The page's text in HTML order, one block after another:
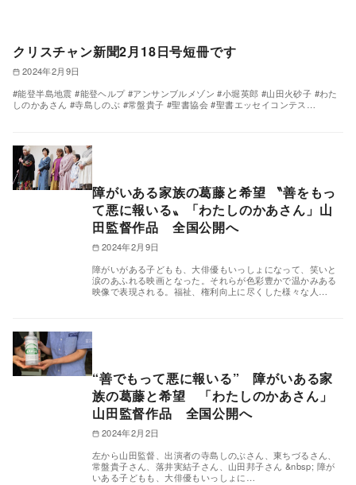
クリスチャン新聞2月18日号短冊です
2024年2月9日
#能登半島地震 #能登ヘルプ #アンサンブルメゾン #小堀英郎 #山田火砂子 #わた
しのかあさん #寺島しのぶ #常盤貴子 #聖書協会 #聖書エッセイコンテス…
障がいある家族の葛藤と希望 〝善をもっ
て悪に報いる〟「わたしのかあさん」山
田監督作品 全国公開へ
2024年2月9日
障がいがある子どもも、大俳優もいっしょになって、笑いと
涙のあふれる映画となった。それらが色彩豊かで温かみある
映像で表現される。福祉、権利向上に尽くした様々な人…
“善でもって悪に報いる” 障がいある家
族の葛藤と希望 「わたしのかあさん」
山田監督作品 全国公開へ
2024年2月2日
左から山田監督、出演者の寺島しのぶさん、東ちづるさん、
常盤貴子さん、落井実結子さん、山田邦子さん &nbsp; 障が
いある子どもも、大俳優もいっしょに…